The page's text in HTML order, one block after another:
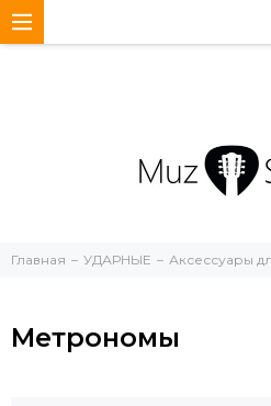
Главная УДАРНЫЕ Аксессуары
Метрономы